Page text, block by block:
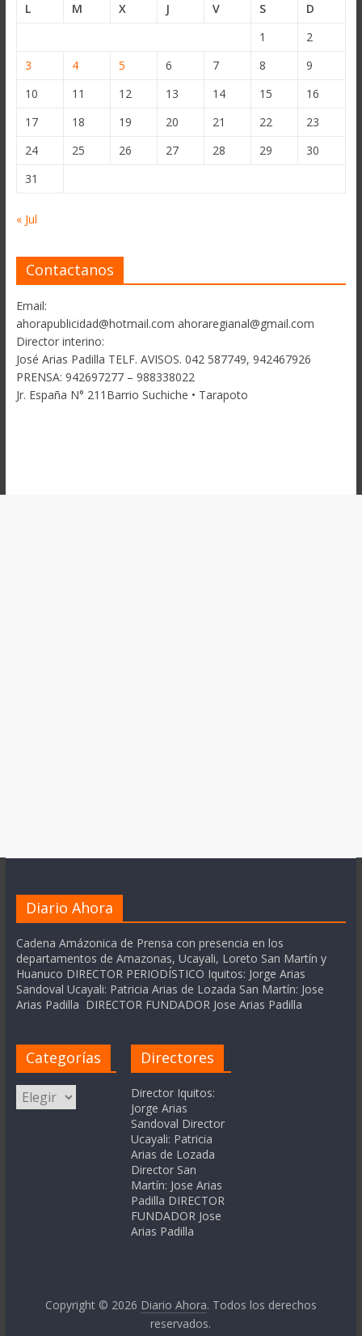
L
M X J V S
D
1
2
3
4 5 6 7 8
9
10
11 12 13 14 15
16
17
18 19 20 21 22
23
24
25 26 27 28 29
30
31
« Jul
Contactanos
Email:
ahorapublicidad@hotmail.com ahoraregianal@gmail.com
Director interino:
José Arias Padilla TELF. AVISOS. 042 587749, 942467926
PRENSA: 942697277 – 988338022
Jr. España N° 211Barrio Suchiche • Tarapoto
Diario Ahora
Cadena Amázonica de Prensa con presencia en los
departamentos de Amazonas, Ucayali, Loreto San Martín y
Huanuco DIRECTOR PERIODÍSTICO Iquitos: Jorge Arias
Sandoval Ucayali: Patricia Arias de Lozada San Martín: Jose
Arias Padilla DIRECTOR FUNDADOR Jose Arias Padilla
Categorías
Categorías
Directores
Director Iquitos:
Jorge Arias
Sandoval Director
Ucayali: Patricia
Arias de Lozada
Director San
Martín: Jose Arias
Padilla DIRECTOR
FUNDADOR Jose
Arias Padilla
Copyright © 2026 Diario Ahora. Todos los derechos
reservados.